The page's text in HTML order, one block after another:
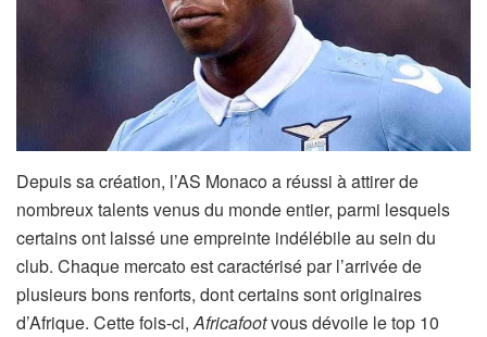
Depuis sa création, l’AS Monaco a réussi à attirer de
nombreux talents venus du monde entier, parmi lesquels
certains ont laissé une empreinte indélébile au sein du
club. Chaque mercato est caractérisé par l’arrivée de
plusieurs bons renforts, dont certains sont originaires
d’Afrique. Cette fois-ci,Africafootvous dévoile le top 10